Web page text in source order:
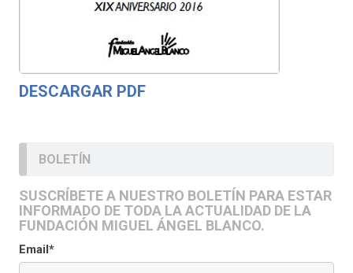
DESCARGAR PDF
BOLETÍN
SUSCRÍBETE A NUESTRO BOLETÍN PARA ESTAR
INFORMADO DE TODA LA ACTUALIDAD DE LA
FUNDACIÓN MIGUEL ÁNGEL BLANCO.
Email*